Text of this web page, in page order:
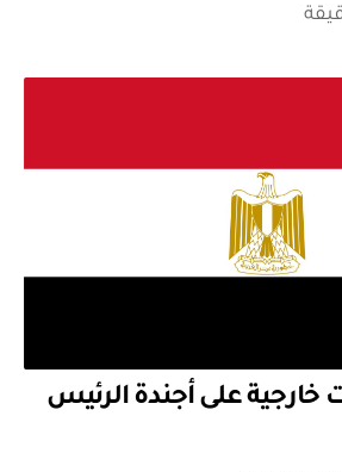
خارجية على أجندة الرئيس